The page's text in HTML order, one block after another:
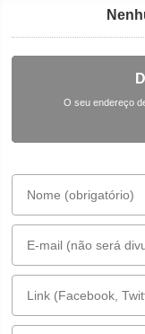
O seu endereço